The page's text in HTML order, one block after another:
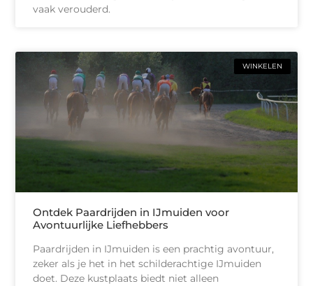
vaak verouderd.
WINKELEN
Ontdek Paardrijden in IJmuiden voor
Avontuurlijke Liefhebbers
Paardrijden in IJmuiden is een prachtig avontuur,
zeker als je het in het schilderachtige IJmuiden
doet. Deze kustplaats biedt niet alleen